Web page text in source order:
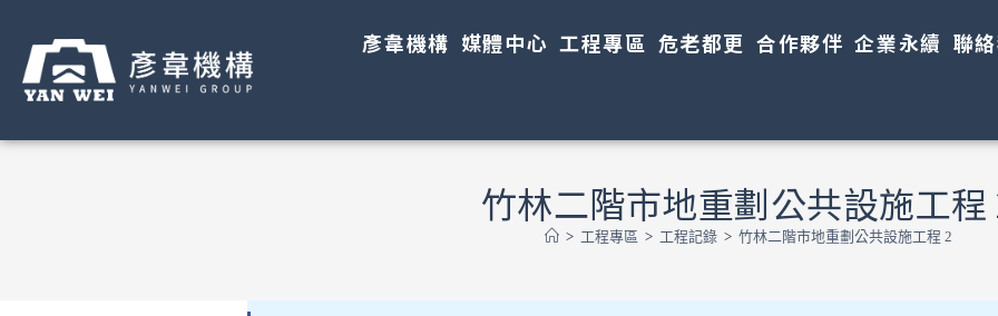
彥韋機構 媒體中心 工程專區 危老都更 合作夥伴 企業永續 聯
竹林二階市地重劃公共設施工程
> 工程專區 > 工程記錄 > 竹林二階市地重劃公共設施工程 2